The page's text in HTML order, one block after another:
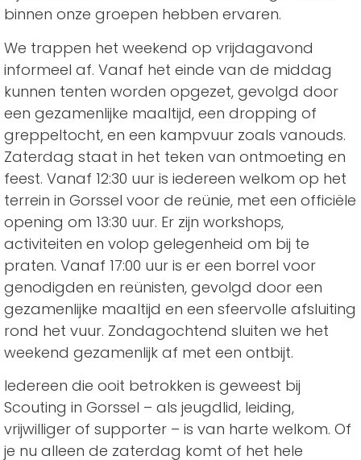
binnen onze groepen hebben ervaren.
We trappen het weekend op vrijdagavond
informeel af. Vanaf het einde van de middag
kunnen tenten worden opgezet, gevolgd door
een gezamenlijke maaltijd, een dropping of
greppeltocht, en een kampvuur zoals vanouds.
Zaterdag staat in het teken van ontmoeting en
feest. Vanaf 12:30 uur is iedereen welkom op het
terrein in Gorssel voor de reünie, met een officiële
opening om 13:30 uur. Er zijn workshops,
activiteiten en volop gelegenheid om bij te
praten. Vanaf 17:00 uur is er een borrel voor
genodigden en reünisten, gevolgd door een
gezamenlijke maaltijd en een sfeervolle afsluiting
rond het vuur. Zondagochtend sluiten we het
weekend gezamenlijk af met een ontbijt.
Iedereen die ooit betrokken is geweest bij
Scouting in Gorssel – als jeugdlid, leiding,
vrijwilliger of supporter – is van harte welkom. Of
je nu alleen de zaterdag komt of het hele